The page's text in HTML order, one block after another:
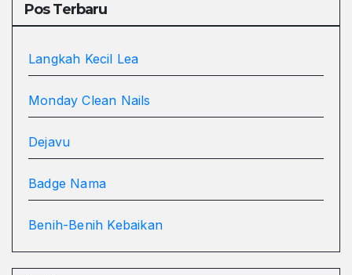
Pos Terbaru
Langkah Kecil Lea
Monday Clean Nails
Dejavu
Badge Nama
Benih-Benih Kebaikan